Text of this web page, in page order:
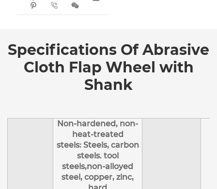

 
Specifications Of Abrasive
Cloth Flap Wheel with
Shank
Non-hardened, non-
heat-treated
steels: Steels, carbon
steels. tool
steels,non-alloyed
steel, copper, zinc,